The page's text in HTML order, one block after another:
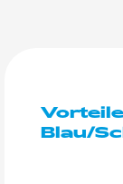
Blau/